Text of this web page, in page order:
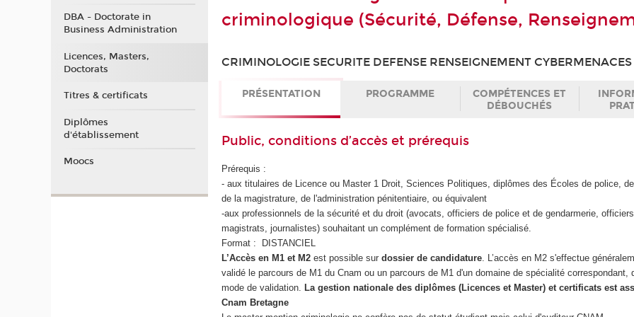
criminologique (Sécurité, Défense,
CRIMINOLOGIE SECURITE DEFENSE RENSEIGNEMENT CYBERMENACES
PRÉSENTATION PROGRAMME
COMPÉTENCES ET
DÉBOUCHÉS
Public, conditions d’accès et prérequis
Prérequis :
- aux titulaires de Licence ou Master 1 Droit, Sciences Politiques, diplômes des Écoles de police,
de la magistrature, de l'administration pénitentiaire, ou équivalent
-aux professionnels de la sécurité et du droit (avocats, officiers de police et de gendarmerie,
magistrats, journalistes) souhaitant un complément de formation spécialisé.
Format : DISTANCIEL
L’Accès en M1 et M2 est possible surdossier de candidature . L’accès en M2 s'effectue
validé le parcours de M1 du Cnam ou un parcours de M1 d'un domaine de spécialité correspondant,
mode de validation.
La gestion nationale des diplômes (Licences et Master) et certificats est
Cnam Bretagne
DBA - Doctorate in
Business Administration
Licences, Masters,
Doctorats
Titres & certificats
Diplômes
d'établissement
Moocs